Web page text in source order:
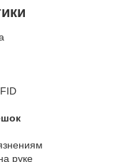
руке